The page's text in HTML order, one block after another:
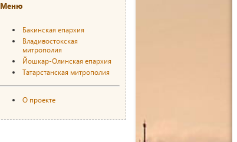
Меню
Бакинская епархия
Владивостокская
митрополия
Йошкар-Олинская епархия
Татарстанская митрополия
О проекте